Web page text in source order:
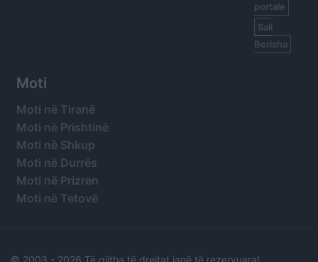
portale
Sali
Berisha
Moti
Moti në Tiranë
Moti në Prishtinë
Moti në Shkup
Moti në Durrës
Moti në Prizren
Moti në Tetovë